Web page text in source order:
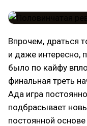
Впрочем, драться
и даже интересно,
было по кайфу
финальная треть
Ада игра
подбрасывает
постоянной основе